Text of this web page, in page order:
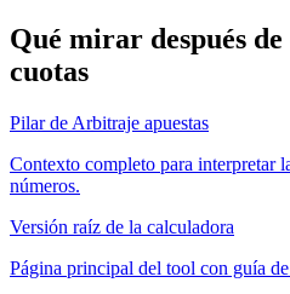
Qué mirar después de
cuotas
Pilar de Arbitraje apuestas
Contexto completo para interpretar
números.
Versión raíz de la calculadora
Página principal del tool con guía